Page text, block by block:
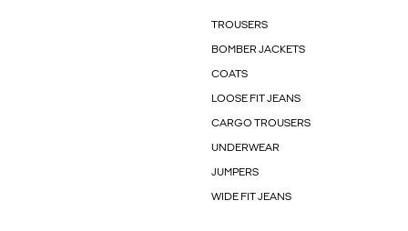
TROUSERS
BOMBER JACKETS
COATS
LOOSE FIT JEANS
CARGO TROUSERS
UNDERWEAR
JUMPERS
WIDE FIT JEANS